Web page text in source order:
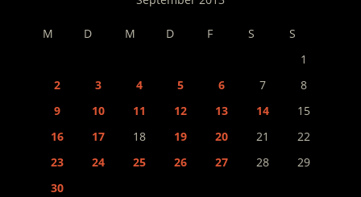
M D M D F S
S
1
2
3 4 5 6 7
8
9
10 11 12 13 14
15
16
17 18 19 20 21
22
23
24 25 26 27 28
29
30